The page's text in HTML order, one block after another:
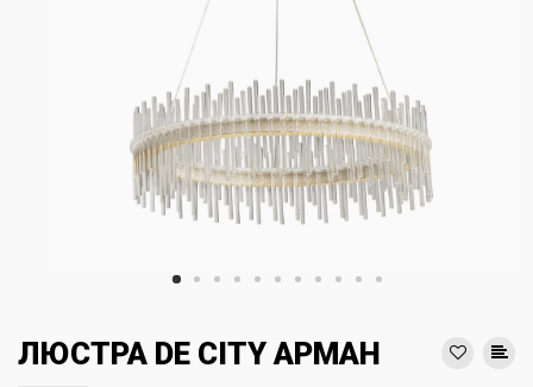
ЛЮСТРА DE CITY АРМАН